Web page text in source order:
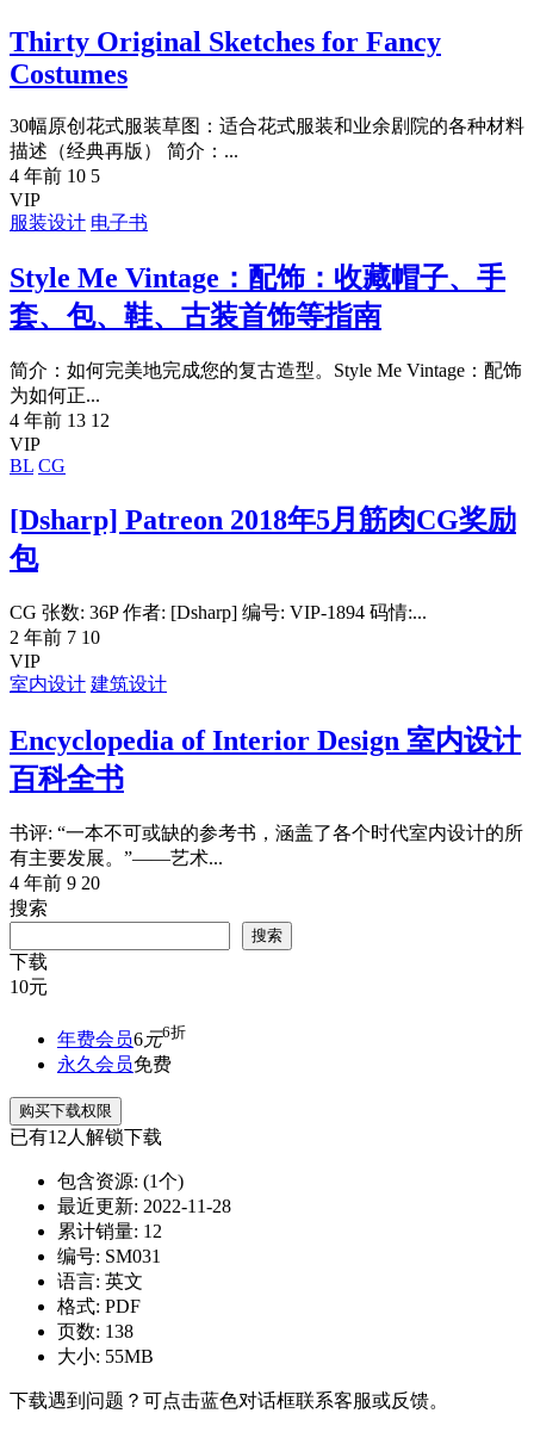
Thirty Original Sketches for Fancy
Costumes
30幅原创花式服装草图：适合花式服装和业余剧院的各种材料
描述（经典再版） 简介：...
4 年前 10 5
VIP
服装设计 电子书
Style Me Vintage：配饰：收藏帽子、手
套、包、鞋、古装首饰等指南
简介：如何完美地完成您的复古造型。Style Me Vintage：配饰
为如何正...
4 年前 13 12
VIP
BL CG
[Dsharp] Patreon 2018年5月筋肉CG奖励
包
CG 张数: 36P 作者: [Dsharp] 编号: VIP-1894 码情:...
2 年前 7 10
VIP
室内设计 建筑设计
Encyclopedia of Interior Design 室内设计
百科全书
书评: “一本不可或缺的参考书，涵盖了各个时代室内设计的所
有主要发展。”——艺术...
4 年前 9 20
搜索
搜索
下载
10元
年费会员6元6折
永久会员免费
购买下载权限
已有12 人解锁下载
包含资源: (1个)
最近更新: 2022-11-28
累计销量: 12
编号: SM031
语言: 英文
格式: PDF
页数: 138
大小: 55MB
下载遇到问题？可点击蓝色对话框联系客服或反馈。